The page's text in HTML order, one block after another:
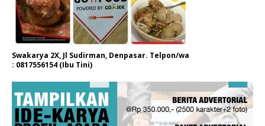
Swakarya 2X, Jl Sudirman, Denpasar. Telpon/wa
: 0817556154 (Ibu Tini)